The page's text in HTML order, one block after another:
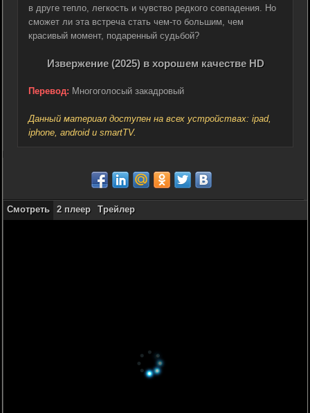
в друге тепло, легкость и чувство редкого совпадения. Но
сможет ли эта встреча стать чем-то большим, чем
красивый момент, подаренный судьбой?
Извержение (2025) в хорошем качестве HD
Перевод: Многоголосый закадровый
Данный материал доступен на всех устройствах: ipad,
iphone, android и smartTV.
Смотреть 2 плеер Трейлер